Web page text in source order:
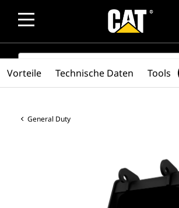
SEARCH
General Duty
Vorteile Technische Daten Tools